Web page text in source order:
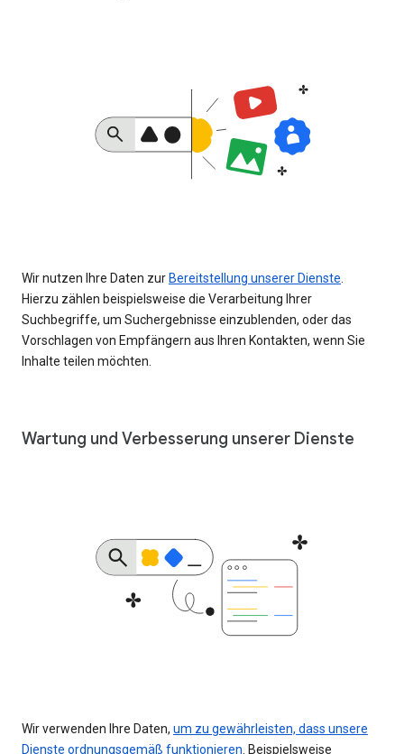
Wir nutzen Ihre Daten zur Bereitstellung unserer Dienste
Hierzu zählen beispielsweise die Verarbeitung Ihrer
Suchbegriffe, um Suchergebnisse einzublenden, oder das
Vorschlagen von Empfängern aus Ihren Kontakten, wenn Sie
Inhalte teilen möchten.
Wartung und Verbesserung unserer Dienste
Wir verwenden Ihre Daten, um zu gewährleisten, dass unsere
Dienste ordnungsgemäß funktionieren . Beispielsweise